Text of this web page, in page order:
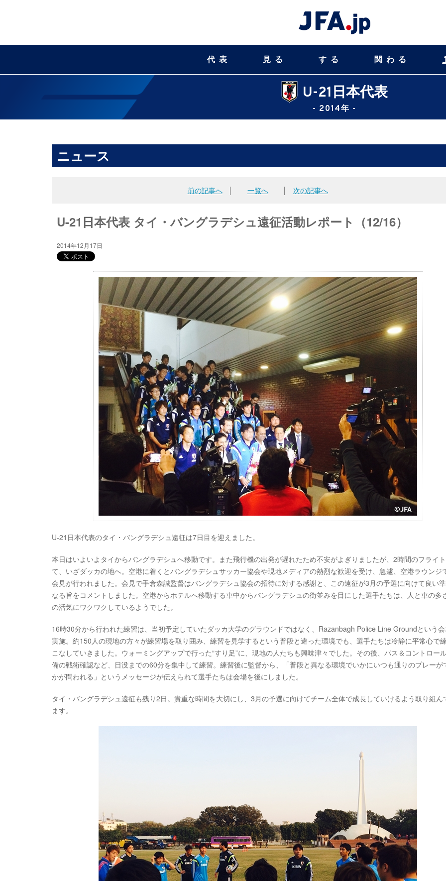
代表 見る する 関わる
U-21日本代表
- 2014年 -
ニュース
前の記事へ│ 一覧へ 次の記事へ
U-21日本代表 タイ・バングラデシュ遠征活動レポート（12/16）
2014年12月17日
U-21日本代表のタイ・バングラデシュ遠征は7日目を迎えました。
本日はいよいよタイからバングラデシュへ移動です。また飛行機の出発が遅れたため不安がよぎりましたが、2時間のフライ
て、いざダッカの地へ。空港に着くとバングラデシュサッカー協会や現地メディアの熱烈な歓迎を受け、急遽、空港ラウンジ
会見が行われました。会見で手倉森誠監督はバングラデシュ協会の招待に対する感謝と、この遠征が3月の予選に向けて良い
なる旨をコメントしました。空港からホテルへ移動する車中からバングラデシュの街並みを目にした選手たちは、人と車の多
の活気にワクワクしているようでした。
16時30分から行われた練習は、当初予定していたダッカ大学のグラウンドではなく、Razanbagh Police Line Groundという
実施。約150人の現地の方々が練習場を取り囲み、練習を見学するという普段と違った環境でも、選手たちは冷静に平常心で
こなしていきました。ウォーミングアップで行った“すり足”に、現地の人たちも興味津々でした。その後、パス＆コントロー
備の戦術確認など、日没までの60分を集中して練習。練習後に監督から、「普段と異なる環境でいかにいつも通りのプレーが
かが問われる」というメッセージが伝えられて選手たちは会場を後にしました。
タイ・バングラデシュ遠征も残り2日。貴重な時間を大切にし、3月の予選に向けてチーム全体で成長していけるよう取り組ん
ます。